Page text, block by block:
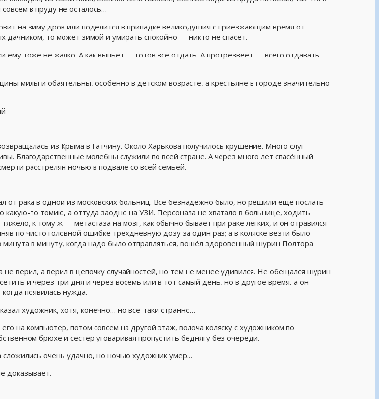
в пруду не осталось…
на зиму дров или поделится в припадке великодушия с приезжающим время от
дачником, то может зимой и умирать спокойно — никто не спасёт.
ему тоже не жалко. А как выпьет — готов всё отдать. А протрезвеет — всего отдавать
милы и обаятельны, особенно в детском возрасте, а крестьяне в городе значительно
из Крыма в Гатчину. Около Харькова получилось крушение. Много слуг
Благодарственные молебны служили по всей стране. А через много лет спасённый
расстрелян ночью в подвале со всей семьёй.
от рака в одной из московских больниц. Всё безнадёжно было, но решили ещё послать
какую-то томию, а оттуда заодно на УЗИ. Персонала не хватало в больнице, ходить
к тому ж — метастаза на мозг, как обычно бывает при раке лёгких, и он отравился
по чисто головной ошибке трёхдневную дозу за один раз; а в коляске везти было
минута в минуту, когда надо было отправляться, вошёл здоровенный шурин Полтора
не верил, а верил в цепочку случайностей, но тем не менее удивился. Не обещался шурин
и через три дня и через восемь или в тот самый день, но в другое время, а он —
появилась нужда.
художник, хотя, конечно… но всё-таки странно…
на компьютер, потом совсем на другой этаж, волоча коляску с художником по
брюхе и сестёр уговаривая пропустить беднягу без очереди.
сложились очень удачно, но ночью художник умер…
доказывает.